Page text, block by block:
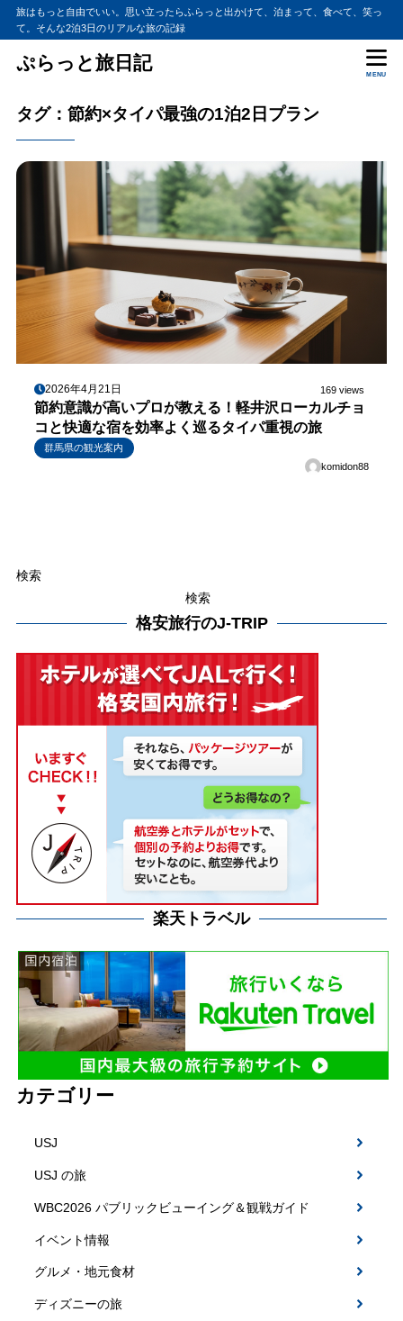
旅はもっと自由でいい。思い立ったらふらっと出かけて、泊まって、食べて、笑っ
て。そんな2泊3日のリアルな旅の記録
ぷらっと旅日記
MENU
タグ：節約×タイパ最強の1泊2日プラン
2026年4月21日 169 views
節約意識が高いプロが教える！軽井沢ローカルチョ
コと快適な宿を効率よく巡るタイパ重視の旅
群馬県の観光案内
komidon88
検索
検索
格安旅行のJ-TRIP
楽天トラベル
カテゴリー
USJ
USJ の旅
WBC2026 パブリックビューイング＆観戦ガイド
イベント情報
グルメ・地元食材
ディズニーの旅